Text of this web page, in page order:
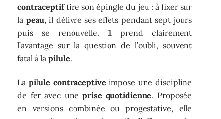
contraceptiftire son épingle du jeu : à fixer sur
la peau, il délivre ses effets pendant sept jours
puis se renouvelle. Il prend clairement
l’avantage sur la question de l’oubli, souvent
fatal à lapilule.
Lapilule contraceptive impose une discipline
de fer avec uneprise quotidienne. Proposée
en versions combinée ou progestative, elle